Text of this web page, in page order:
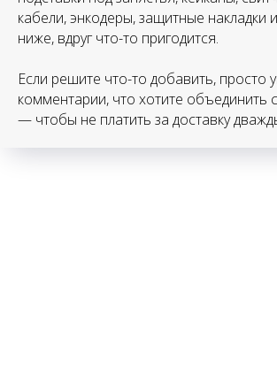
кабели, энкодеры, защитные накладки
ниже, вдруг что-то пригодится.
Если решите что-то добавить, просто
комментарии, что хотите объединить
— чтобы не платить за доставку